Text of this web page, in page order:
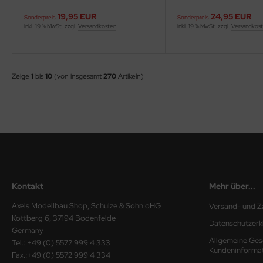
Sonderpreis 19,95 EUR
inkl. 19 % MwSt. zzgl. Versandkosten
Sonderpreis 24,95 EUR
inkl. 19 % MwSt. zzgl.
Zeige 1 bis10 (von insgesamt270Artikeln)
Kontakt
Axels Modellbau Shop, Schulze & Sohn oHG
Kottberg 6, 37194 Bodenfelde
Germany
Tel.: +49 (0) 5572 999 4 333
Fax.:+49 (0) 5572 999 4 334
Mehr über...
Versand- und
Allgemeine
Models
Models